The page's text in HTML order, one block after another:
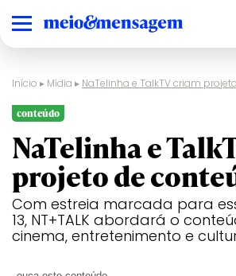
Início ▸ Mídia ▸ NaTelinha e TalkTV criam
conteúdo
NaTelinha e
projeto de
Com estreia marcada para
13, NT+TALK abordará o
cinema, entretenimento e